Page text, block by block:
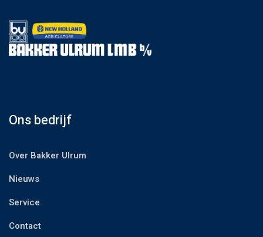
Ons bedrijf
Over Bakker Ulrum
Nieuws
Service
Contact